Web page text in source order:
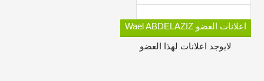
اعلانات العضو Wael ABDELAZIZ
لايوجد اعلانات لهذا العضو